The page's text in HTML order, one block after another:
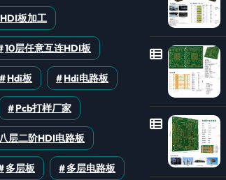
板加工
10层任意互连HDI板
Hdi板 Hdi电路板
Pcb打样厂家
八层二阶HDI电路板
多层板 多层电路板